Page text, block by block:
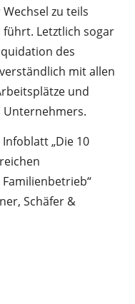
zu teils
Letztlich sogar
des
mit allen
und
Unternehmers.
„Die 10
Schäfer &